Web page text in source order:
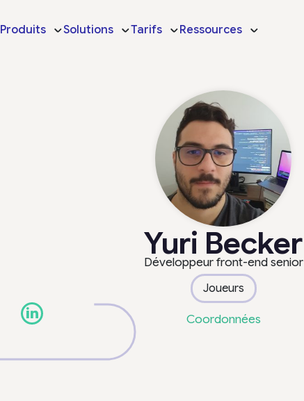
Produits Solutions Tarifs Ressources
Yuri Becker
Développeur front-end senior
Joueurs
Coordonnées